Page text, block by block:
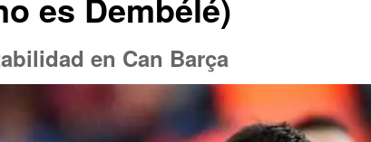
en Can Barça